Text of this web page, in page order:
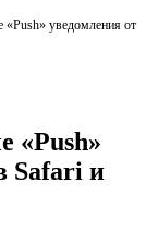
«Push» уведомления от
«Push»
Safari и